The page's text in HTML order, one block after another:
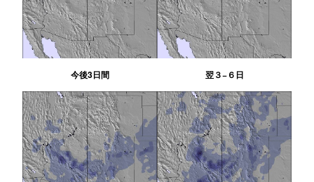
今後3日間 翌３−６日